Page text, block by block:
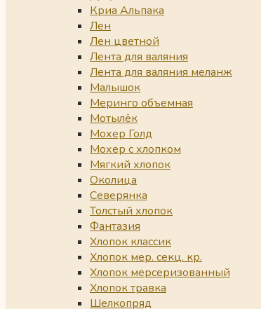
Криа Альпака
Лен
Лен цветной
Лента для валяния
Лента для валяния меланж
Малышок
Меринго объемная
Мотылёк
Мохер Голд
Мохер с хлопком
Мягкий хлопок
Околица
Северянка
Толстый хлопок
Фантазия
Хлопок классик
Хлопок мер. секц. кр.
Хлопок мерсеризованный
Хлопок травка
Шелкопряд